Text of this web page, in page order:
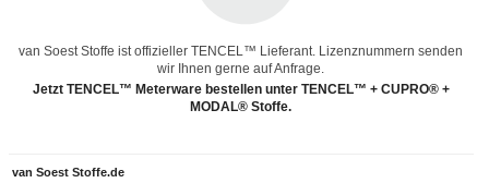
van Soest Stoffe ist offizieller TENCEL™ Lieferant. Lizenznummern senden
wir Ihnen gerne auf Anfrage.
Jetzt TENCEL™ Meterware bestellen unter TENCEL™ + CUPRO® +
MODAL® Stoffe.
van Soest Stoffe.de